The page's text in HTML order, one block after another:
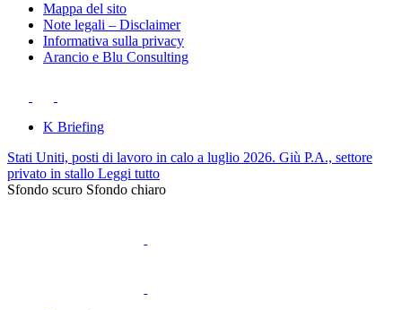
Mappa del sito
Note legali – Disclaimer
Informativa sulla privacy
Arancio e Blu Consulting
K Briefing
Stati Uniti, posti di lavoro in calo a luglio 2026. Giù P.A., settore
privato in stallo Leggi tutto
Sfondo scuro Sfondo chiaro